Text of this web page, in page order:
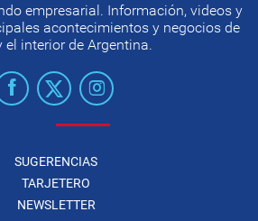
empresarial. Información, videos y
acontecimientos y negocios de
el interior de Argentina.
SUGERENCIAS
TARJETERO
NEWSLETTER